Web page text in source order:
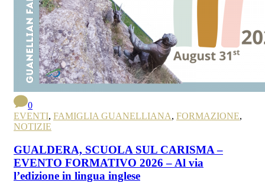
0
EVENTI, FAMIGLIA GUANELLIANA, FORMAZIONE,
NOTIZIE
GUALDERA, SCUOLA SUL CARISMA –
EVENTO FORMATIVO 2026 – Al via
l’edizione in lingua inglese